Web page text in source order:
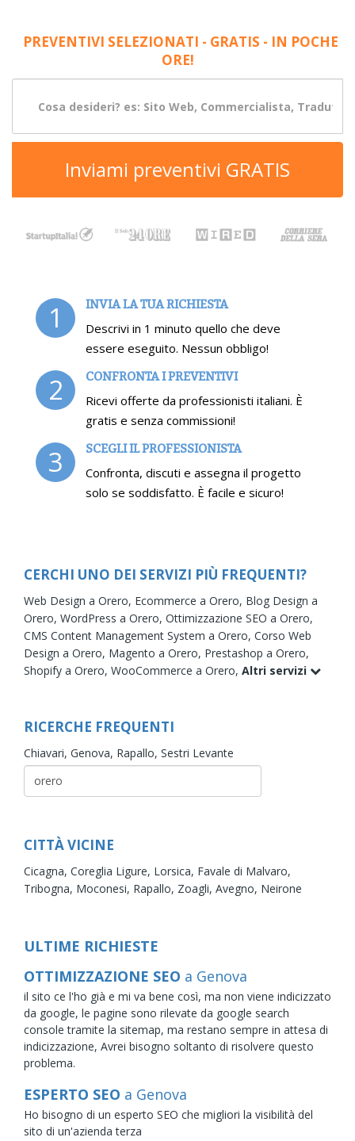
PREVENTIVI SELEZIONATI - GRATIS - IN POCHE
ORE!
Inviami preventivi GRATIS
1 INVIA LA TUA RICHIESTA
Descrivi in 1 minuto quello che deve
essere eseguito. Nessun obbligo!
2 CONFRONTA I PREVENTIVI
Ricevi offerte da professionisti italiani. È
gratis e senza commissioni!
3 SCEGLI IL PROFESSIONISTA
Confronta, discuti e assegna il progetto
solo se soddisfatto. È facile e sicuro!
CERCHI UNO DEI SERVIZI PIÙ FREQUENTI?
Web Design a Orero, Ecommerce a Orero, Blog Design a
Orero, WordPress a Orero, Ottimizzazione SEO a Orero,
CMS Content Management System a Orero, Corso Web
Design a Orero, Magento a Orero, Prestashop a Orero,
Shopify a Orero, WooCommerce a Orero, Altri servizi
RICERCHE FREQUENTI
Chiavari, Genova, Rapallo, Sestri Levante
CITTÀ VICINE
Cicagna, Coreglia Ligure, Lorsica, Favale di Malvaro,
Tribogna, Moconesi, Rapallo, Zoagli, Avegno, Neirone
ULTIME RICHIESTE
OTTIMIZZAZIONE SEO a Genova
il sito ce l'ho già e mi va bene così, ma non viene indicizzato
da google, le pagine sono rilevate da google search
console tramite la sitemap, ma restano sempre in attesa di
indicizzazione, Avrei bisogno soltanto di risolvere questo
problema.
ESPERTO SEO a Genova
Ho bisogno di un esperto SEO che migliori la visibilità del
sito di un'azienda terza